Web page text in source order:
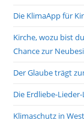
Die KlimaApp für
Kirche, wozu bist
Chance zur
Der Glaube trägt
Die Erdliebe-
Klimaschutz in